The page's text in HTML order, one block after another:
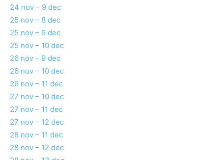
24 nov – 9 dec
25 nov – 8 dec
25 nov – 9 dec
25 nov – 10 dec
26 nov – 9 dec
26 nov – 10 dec
26 nov – 11 dec
27 nov – 10 dec
27 nov – 11 dec
27 nov – 12 dec
28 nov – 11 dec
28 nov – 12 dec